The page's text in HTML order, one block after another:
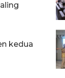
kedua